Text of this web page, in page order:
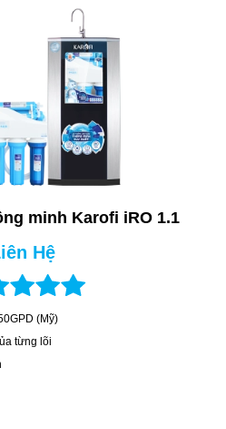
minh Karofi iRO 1.1
Hệ
(Mỹ)
từng lõi